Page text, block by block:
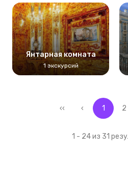
Янтарная комната
1 экскурсий
‹‹ ‹ 1 2
1 - 24 из 31